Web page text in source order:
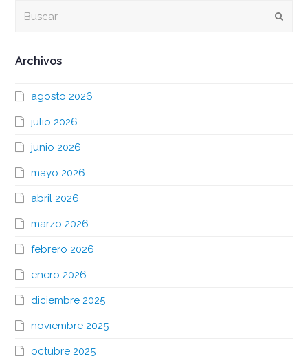
Archivos
agosto 2026
julio 2026
junio 2026
mayo 2026
abril 2026
marzo 2026
febrero 2026
enero 2026
diciembre 2025
noviembre 2025
octubre 2025